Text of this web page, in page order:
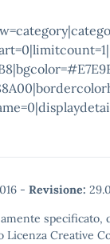
- Revisione:
specificato,
Licenza Creative